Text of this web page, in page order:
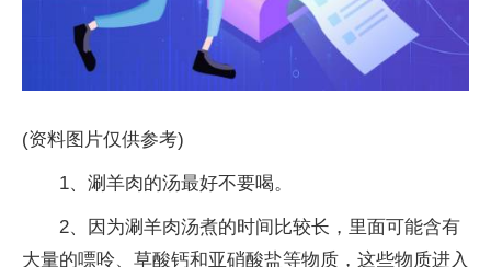
(资料图片仅供参考)
1、涮羊肉的汤最好不要喝。
2、因为涮羊肉汤煮的时间比较长，里面可能含有
大量的嘌呤、草酸钙和亚硝酸盐等物质，这些物质进入